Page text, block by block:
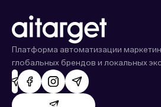
Платформа автоматизации
глобальных брендов и локальных
Поддержка AdHand